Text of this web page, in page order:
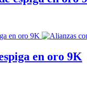
en oro 9K